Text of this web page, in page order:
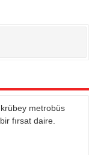
metrobüs
fırsat daire.